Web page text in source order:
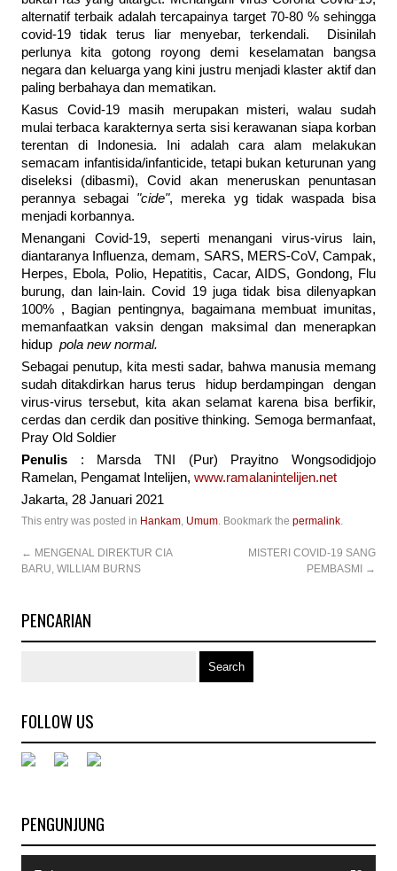
alternatif terbaik adalah tercapainya target 70-80 % sehingga
covid-19 tidak terus liar menyebar, terkendali. Disinilah
perlunya kita gotong royong demi keselamatan bangsa
negara dan keluarga yang kini justru menjadi klaster aktif dan
paling berbahaya dan mematikan.
Kasus Covid-19 masih merupakan misteri, walau sudah
mulai terbaca karakternya serta sisi kerawanan siapa korban
terentan di Indonesia. Ini adalah cara alam melakukan
semacam infantisida/infanticide, tetapi bukan keturunan yang
diseleksi (dibasmi), Covid akan meneruskan penuntasan
perannya sebagai "cide", mereka yg tidak waspada bisa
menjadi korbannya.
Menangani Covid-19, seperti menangani virus-virus lain,
diantaranya Influenza, demam, SARS, MERS-CoV, Campak,
Herpes, Ebola, Polio, Hepatitis, Cacar, AIDS, Gondong, Flu
burung, dan lain-lain. Covid 19 juga tidak bisa dilenyapkan
100% , Bagian pentingnya, bagaimana membuat imunitas,
memanfaatkan vaksin dengan maksimal dan menerapkan
hidup pola new normal.
Sebagai penutup, kita mesti sadar, bahwa manusia memang
sudah ditakdirkan harus terus hidup berdampingan dengan
virus-virus tersebut, kita akan selamat karena bisa berfikir,
cerdas dan cerdik dan positive thinking. Semoga bermanfaat,
Pray Old Soldier
Penulis : Marsda TNI (Pur) Prayitno Wongsodidjojo
Ramelan, Pengamat Intelijen, www.ramalanintelijen.net
Jakarta, 28 Januari 2021
This entry was posted in Hankam, Umum. Bookmark the permalink.
← MENGENAL DIREKTUR CIA
BARU, WILLIAM BURNS
MISTERI COVID-19 SANG
PEMBASMI
→
PENCARIAN
FOLLOW US
PENGUNJUNG